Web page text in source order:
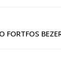
FORTFOS